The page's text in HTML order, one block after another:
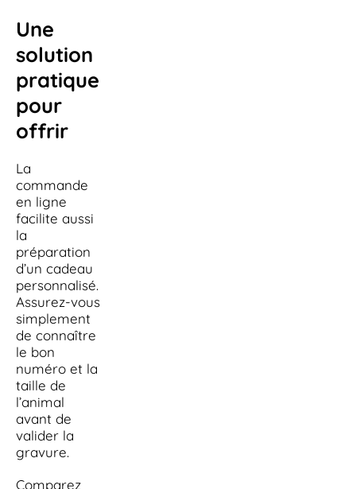
Une
solution
pratique
pour
offrir
La
commande
en ligne
facilite aussi
la
préparation
d’un cadeau
personnalisé.
Assurez-vous
simplement
de connaître
le bon
numéro et la
taille de
l’animal
avant de
valider la
gravure.
Comparez